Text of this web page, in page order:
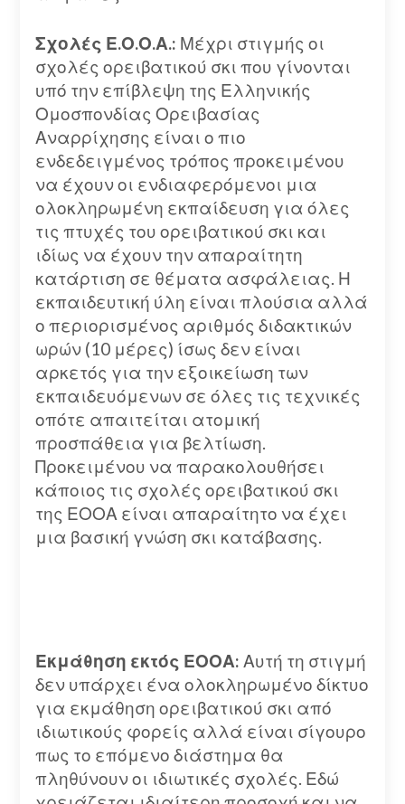
Σχολές Ε.Ο.Ο.Α.: Μέχρι στιγμής οι
σχολές ορειβατικού σκι που γίνονται
υπό την επίβλεψη της Ελληνικής
Ομοσπονδίας Ορειβασίας
Αναρρίχησης είναι ο πιο
ενδεδειγμένος τρόπος προκειμένου
να έχουν οι ενδιαφερόμενοι μια
ολοκληρωμένη εκπαίδευση για όλες
τις πτυχές του ορειβατικού σκι και
ιδίως να έχουν την απαραίτητη
κατάρτιση σε θέματα ασφάλειας. Η
εκπαιδευτική ύλη είναι πλούσια αλλά
ο περιορισμένος αριθμός διδακτικών
ωρών (10 μέρες) ίσως δεν είναι
αρκετός για την εξοικείωση των
εκπαιδευόμενων σε όλες τις τεχνικές
οπότε απαιτείται ατομική
προσπάθεια για βελτίωση.
Προκειμένου να παρακολουθήσει
κάποιος τις σχολές ορειβατικού σκι
της ΕΟΟΑ είναι απαραίτητο να έχει
μια βασική γνώση σκι κατάβασης.
Εκμάθηση εκτός ΕΟΟΑ: Αυτή τη στιγμή
δεν υπάρχει ένα ολοκληρωμένο δίκτυο
για εκμάθηση ορειβατικού σκι από
ιδιωτικούς φορείς αλλά είναι σίγουρο
πως το επόμενο διάστημα θα
πληθύνουν οι ιδιωτικές σχολές. Εδώ